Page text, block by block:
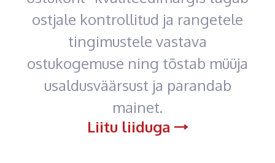
ostjale kontrollitud ja rangetele
tingimustele vastava
ostukogemuse ning tõstab müüja
usaldusväärsust ja parandab
mainet.
Liitu liiduga